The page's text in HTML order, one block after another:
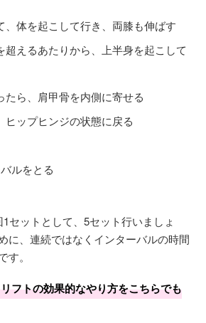
、体を起こして行き、両膝も伸ばす
超えるあたりから、上半身を起こして
たら、肩甲骨を内側に寄せる
ヒップヒンジの状態に戻る
ルをとる
セットとして、5セット行いましょ
に、連続ではなくインターバルの時間
。
フトの効果的なやり方をこちらでも